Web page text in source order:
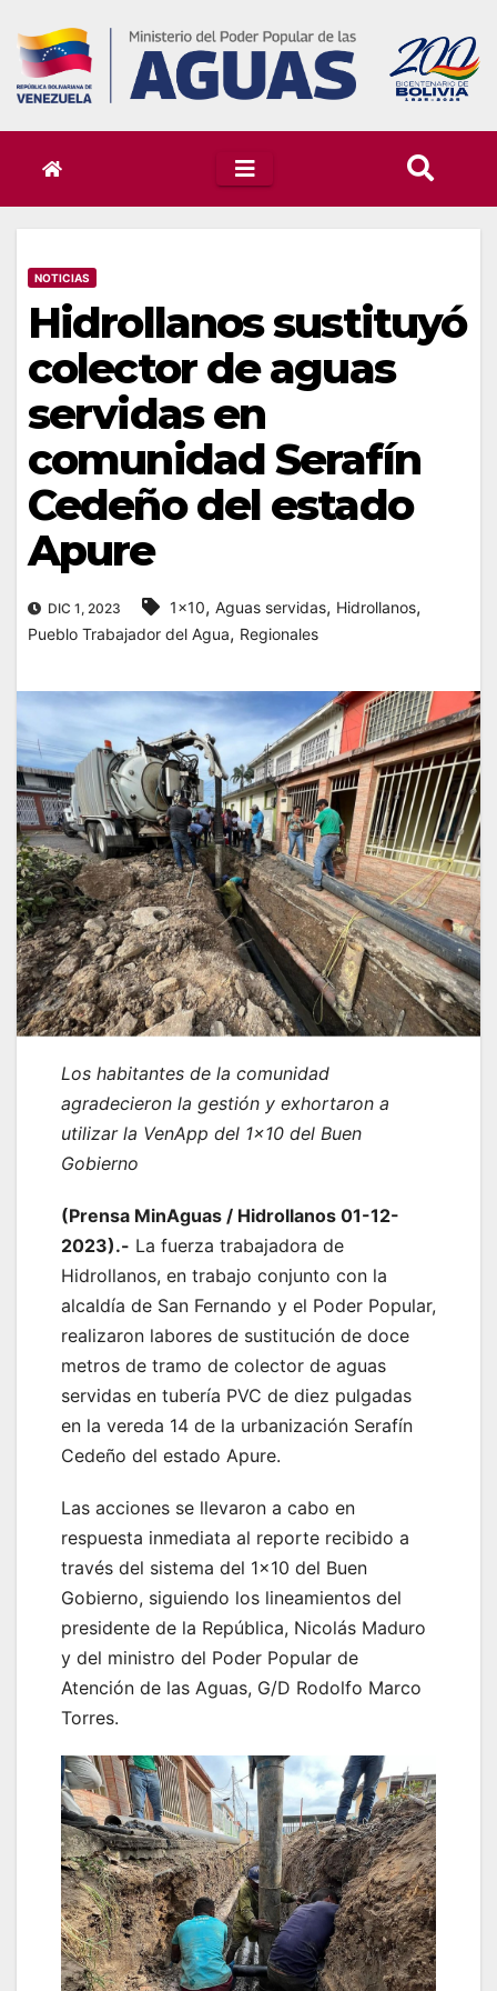
content
NOTICIAS
Hidrollanos sustituyó
colector de aguas
servidas en
comunidad Serafín
Cedeño del estado
Apure
DIC 1, 2023 1x10, Aguas servidas, Hidrollanos,
Pueblo Trabajador del Agua, Regionales
Los habitantes de la comunidad
agradecieron la gestión y exhortaron a
utilizar la VenApp del 1×10 del Buen
Gobierno
(Prensa MinAguas / Hidrollanos 01-12-
2023).- La fuerza trabajadora de
Hidrollanos, en trabajo conjunto con la
alcaldía de San Fernando y el Poder Popular,
realizaron labores de sustitución de doce
metros de tramo de colector de aguas
servidas en tubería PVC de diez pulgadas
en la vereda 14 de la urbanización Serafín
Cedeño del estado Apure.
Las acciones se llevaron a cabo en
respuesta inmediata al reporte recibido a
través del sistema del 1×10 del Buen
Gobierno, siguiendo los lineamientos del
presidente de la República, Nicolás Maduro
y del ministro del Poder Popular de
Atención de las Aguas, G/D Rodolfo Marco
Torres.